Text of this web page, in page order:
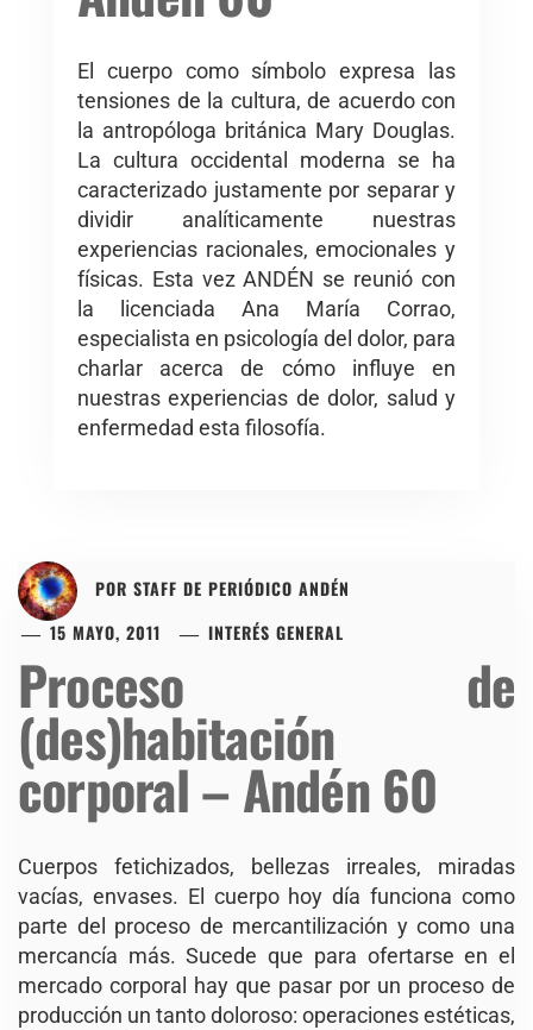
El cuerpo como símbolo expresa las
tensiones de la cultura, de acuerdo con
la antropóloga británica Mary Douglas.
La cultura occidental moderna se ha
caracterizado justamente por separar y
dividir analíticamente nuestras
experiencias racionales, emocionales y
físicas. Esta vez ANDÉN se reunió con
la licenciada Ana María Corrao,
especialista en psicología del dolor, para
charlar acerca de cómo influye en
nuestras experiencias de dolor, salud y
enfermedad esta filosofía.
POR STAFF DE PERIÓDICO ANDÉN
15 MAYO, 2011
INTERÉS GENERAL
Proceso de
(des)habitación
corporal – Andén 60
Cuerpos fetichizados, bellezas irreales, miradas
vacías, envases. El cuerpo hoy día funciona como
parte del proceso de mercantilización y como una
mercancía más. Sucede que para ofertarse en el
mercado corporal hay que pasar por un proceso de
producción un tanto doloroso: operaciones estéticas,